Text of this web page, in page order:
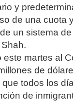
y
de una cuota
un sistema
martes al
de
todos los
de